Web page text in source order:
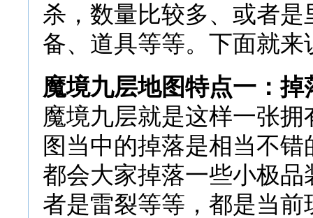
杀，数量比较多、或者
备、道具等等。下面就
魔境九层地图特点一：掉
魔境九层就是这样一张
图当中的掉落是相当不
都会大家掉落一些小极
者是雷裂等等，都是当